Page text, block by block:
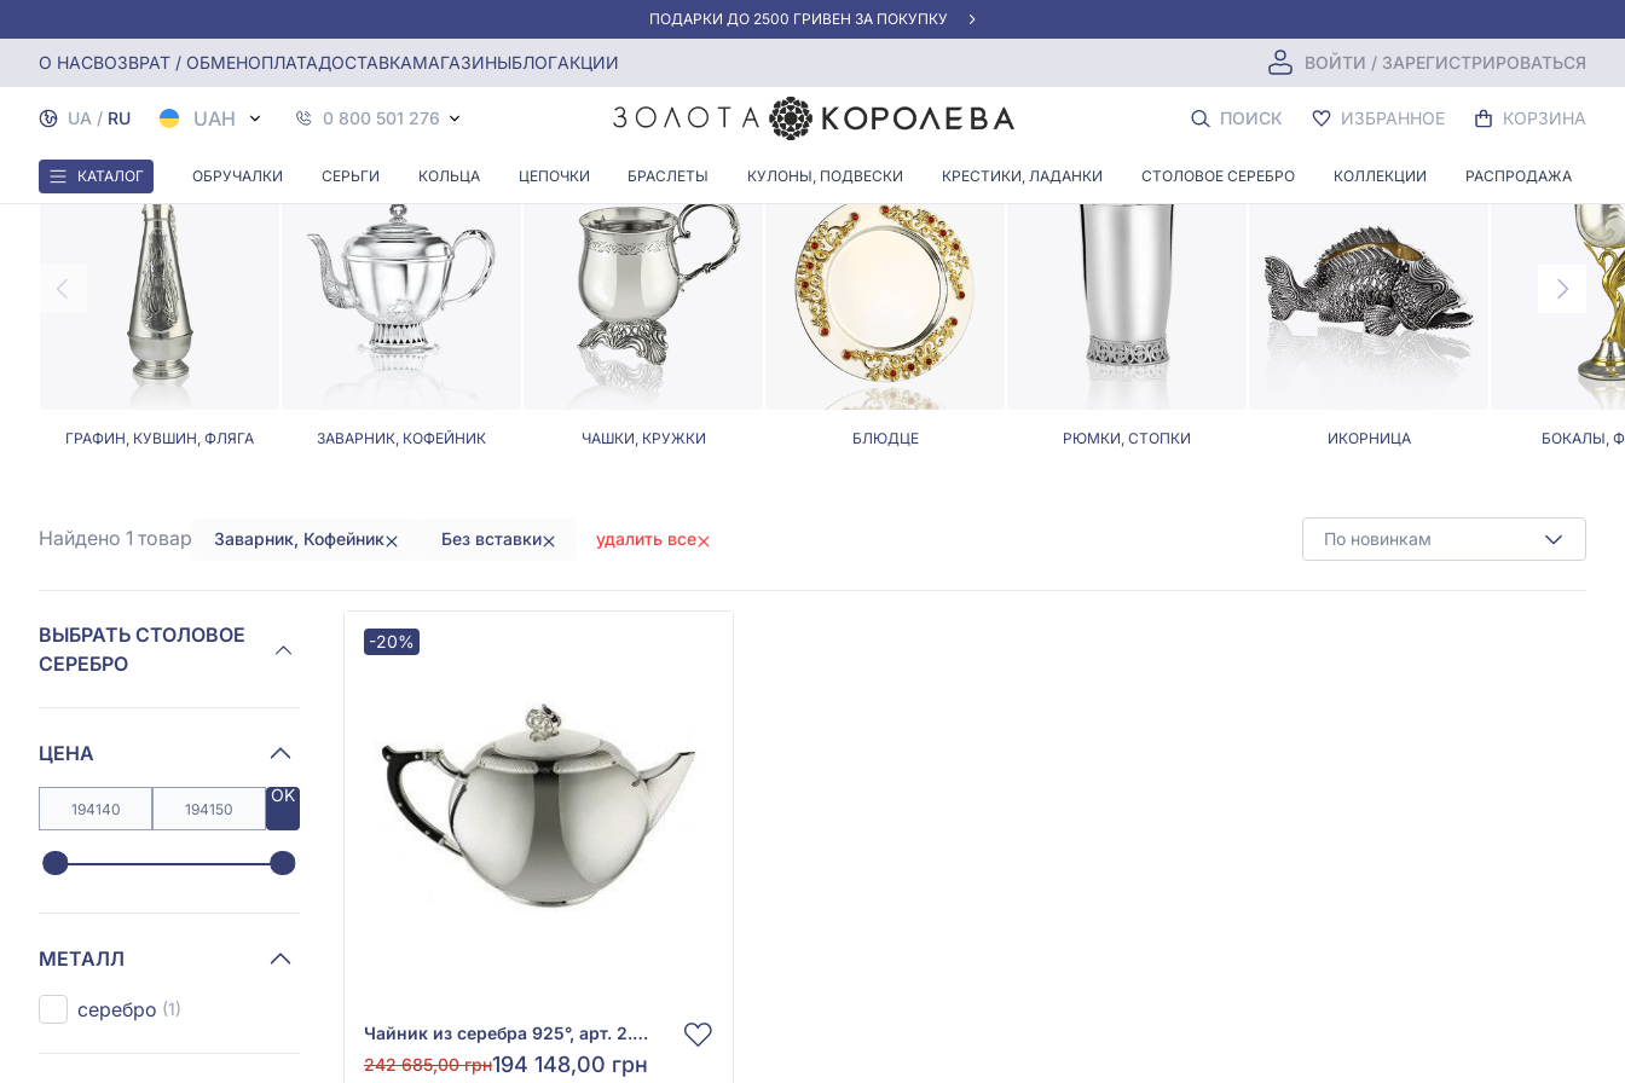
АКЦИЯ ДЛЯ КЛИЕНТОВ «НОВАЯ ПОЧТА»
О НАСВОЗВРАТ / ОБМЕНОПЛАТАДОСТАВКАМАГАЗИНЫБЛОГАКЦИИ ВОЙТИ / ЗАРЕГИСТРИРОВАТЬСЯ
UA / RU UAH 0 800 501 276 ПОИСК ИЗБРАННОЕ КОРЗИНА
КАТАЛОГ ОБРУЧАЛКИ СЕРЬГИ КОЛЬЦА ЦЕПОЧКИ БРАСЛЕТЫ КУЛОНЫ, ПОДВЕСКИ КРЕСТИКИ, ЛАДАНКИ СТОЛОВОЕ СЕРЕБРО КОЛЛЕКЦИИ РАСПРОДАЖА
Главная Столовое серебро Заварники и кофейники без вставок
ЗАВАРНИКИ И КОФЕЙНИКИ БЕЗ ВСТАВОК
ГРАФИН, КУВШИН, ФЛЯГА ЗАВАРНИК, КОФЕЙНИК ЧАШКИ, КРУЖКИ БЛЮДЦЕ РЮМКИ, СТОПКИ ИКОРНИЦА БОКАЛЫ,
По новинкам
Найдено 1 товар Заварник, Кофейник Без вставки удалить все
ВЫБРАТЬ СТОЛОВОЕ
СЕРЕБРО
ЦЕНА
OK
МЕТАЛЛ
серебро (1)
-20%
Чайник из серебра 925°, арт. 2.8.0187
242 685,00 грн194 148,00 грн